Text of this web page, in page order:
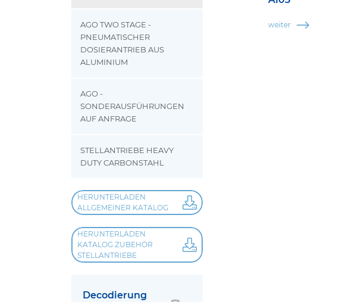
AGO TWO STAGE -
PNEUMATISCHER
DOSIERANTRIEB AUS
ALUMINIUM
AGO -
SONDERAUSFÜHRUNGEN
AUF ANFRAGE
STELLANTRIEBE HEAVY
DUTY CARBONSTAHL
HERUNTERLADEN
ALLGEMEINER KATALOG
HERUNTERLADEN
KATALOG ZUBEHÖR
STELLANTRIEBE
Decodierung
weiter